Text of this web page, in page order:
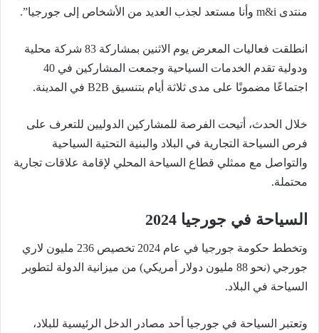
منتدى m&i وأنا مستعد لجذب العديد من الأشخاص إلى جورجيا”.
انطلقت فعاليات المعرض يوم الاثنين بمشاركة 83 شركة محلية
ودولية تقدم الخدمات السياحية وجمعت المشاركين في 40
اجتماعًا مضمونًا على مدى ثلاثة أيام بتنسيق B2B في المدينة.
خلال الحدث، أتيحت الفرصة للمشاركين الدوليين للتعرف على
فرص السياحة التجارية في البلاد والبنية التحتية السياحية
والتواصل مع ممثلي قطاع السياحة المحلي لإقامة علاقات تجارية
محتملة.
السياحة في جورجيا 2024
وتخطط حكومة جورجيا في عام 2024 تخصيص 236 مليون لاري
جورجي (نحو 88 مليون دولار أمريكي) من ميزانية الدولة لتطوير
السياحة في البلاد.
وتعتبر السياحة في جورجيا أحد مصادر الدخل الرئيسية للبلاد،